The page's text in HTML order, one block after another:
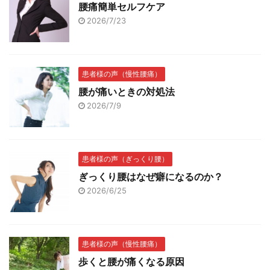
腰痛簡単セルフケア
2026/7/23
患者様の声（慢性腰痛）
腰が痛いときの対処法
2026/7/9
患者様の声（ぎっくり腰）
ぎっくり腰はなぜ癖になるのか？
2026/6/25
患者様の声（慢性腰痛）
歩くと腰が痛くなる原因